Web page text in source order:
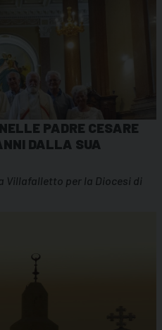
PADRE CESARE
DALLA SUA
Villafalletto per la Diocesi di